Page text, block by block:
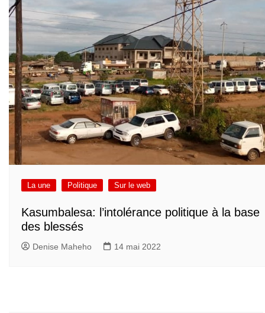
La une Politique Sur le web
Kasumbalesa: l’intolérance politique à la base
des blessés
Denise Maheho 14 mai 2022